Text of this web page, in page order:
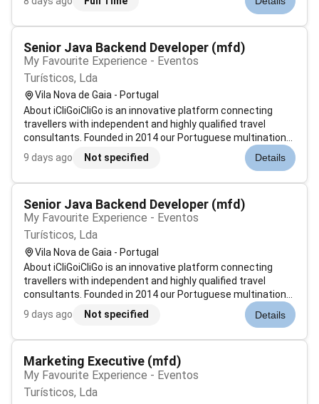
trabalham para desenvolver soluções inovadoras para que
Senior Java Backend Developer (mfd)
My Favourite Experience - Eventos
Turísticos, Lda
Vila Nova de Gaia - Portugal
About iCliGoiCliGo is an innovative platform connecting
travellers with independent and highly qualified travel
consultants. Founded in 2014 our Portuguese multinational
has grown into a technology-driven company committed to
delivering seamless travel experiences while embracing a
9 days ago Not specified Details
Senior Java Backend Developer (mfd)
My Favourite Experience - Eventos
Turísticos, Lda
Vila Nova de Gaia - Portugal
About iCliGoiCliGo is an innovative platform connecting
travellers with independent and highly qualified travel
consultants. Founded in 2014 our Portuguese multinational
has grown into a technology-driven company committed to
delivering seamless travel experiences while embracing a
9 days ago Not specified Details
Marketing Executive (mfd)
My Favourite Experience - Eventos
Turísticos, Lda